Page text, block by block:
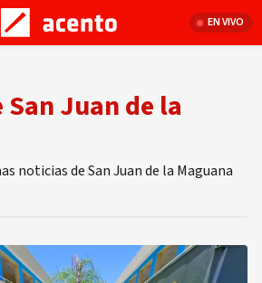
EN VIVO
Juan de la
noticias de San Juan de la Maguana